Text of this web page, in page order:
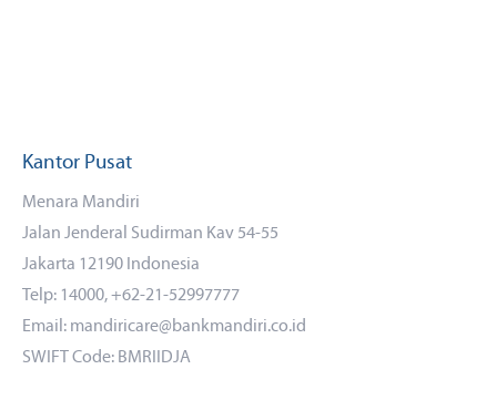
Kantor Pusat
Menara Mandiri
Jalan Jenderal Sudirman Kav 54-55
Jakarta 12190 Indonesia
Telp: 14000, +62-21-52997777
Email: mandiricare@bankmandiri.co.id
SWIFT Code: BMRIIDJA